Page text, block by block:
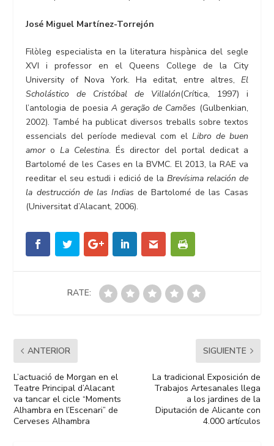
José Miguel Martínez-Torrejón
Filòleg especialista en la literatura hispànica del segle
XVI i professor en el Queens College de la City
University of Nova York. Ha editat, entre altres, El
Scholástico de Cristóbal de Villalón(Crítica, 1997) i
l’antologia de poesia A geração de Camões (Gulbenkian,
2002). També ha publicat diversos treballs sobre textos
essencials del període medieval com el Libro de buen
amoroLa Celestina. És director del portal dedicat a
Bartolomé de les Cases en la BVMC. El 2013, la RAE va
reeditar el seu estudi i edició de la Brevísima relación de
la destrucción de las Indias de Bartolomé de las Casas
(Universitat d’Alacant, 2006).
RATE:
ANTERIOR
L’actuació de Morgan en el
Teatre Principal d’Alacant
va tancar el cicle “Moments
Alhambra en l’Escenari” de
Cerveses Alhambra
SIGUIENTE
La tradicional Exposición de
Trabajos Artesanales llega
a los jardines de la
Diputación de Alicante con
4.000 artículos